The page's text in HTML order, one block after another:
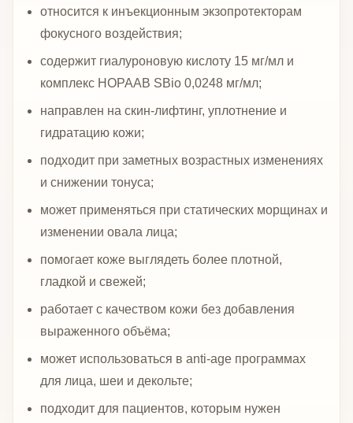
относится к инъекционным экзопротекторам
фокусного воздействия;
содержит гиалуроновую кислоту 15 мг/мл и
комплекс HOPAAB SBio 0,0248 мг/мл;
направлен на скин-лифтинг, уплотнение и
гидратацию кожи;
подходит при заметных возрастных изменениях
и снижении тонуса;
может применяться при статических морщинах и
изменении овала лица;
помогает коже выглядеть более плотной,
гладкой и свежей;
работает с качеством кожи без добавления
выраженного объёма;
может использоваться в anti-age программах
для лица, шеи и декольте;
подходит для пациентов, которым нужен